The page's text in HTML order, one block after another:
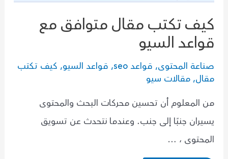
كيف تكتب مقال متوافق مع
قواعد السيو
صناعة المحتوى, قواعد seo , قواعد السيو, كيف تكتب
مقال, مقالات سيو
من المعلوم أن تحسين محركات البحث والمحتوى
يسيران جنبًا إلى جنب. وعندما نتحدث عن تسويق
المحتوى ، …